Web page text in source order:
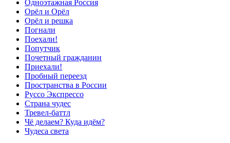
Одноэтажная Россия
Орёл и Орёл
Орёл и решка
Погнали
Поехали!
Попутчик
Почетный гражданин
Приехали!
Пробный переезд
Пространства в России
Руссо Экспрессо
Страна чудес
Тревел-баттл
Чё делаем? Куда идём?
Чудеса света